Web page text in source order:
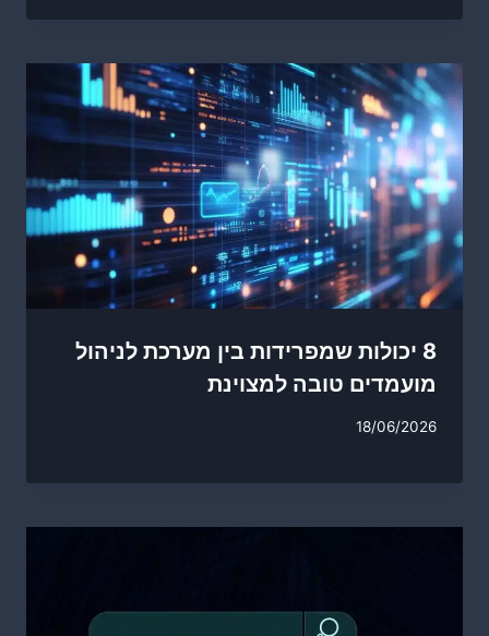
8 יכולות שמפרידות בין מערכת לניהול
מועמדים טובה למצוינת
18/06/2026